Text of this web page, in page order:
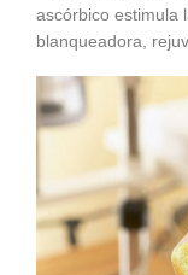
ascórbico estimula
blanqueadora,